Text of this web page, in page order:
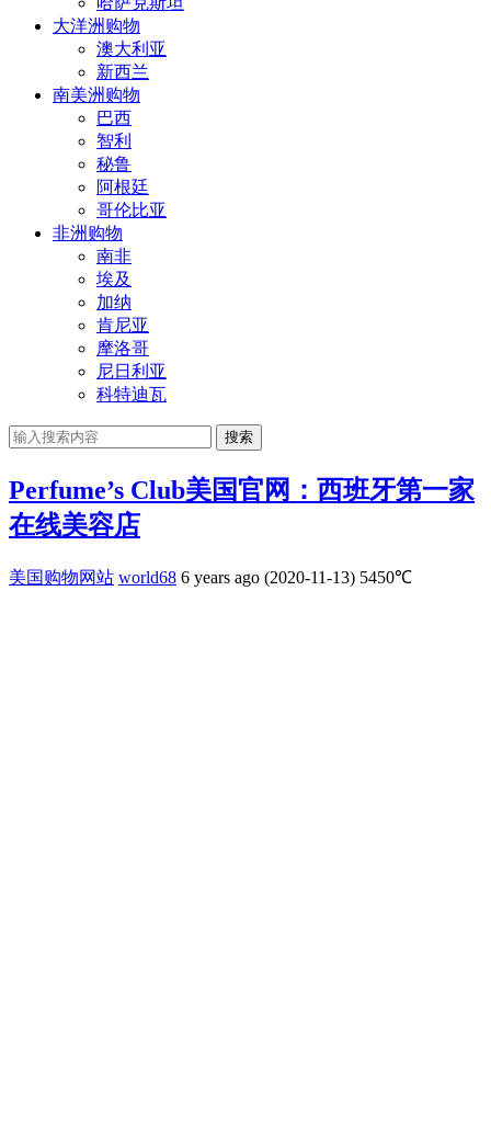
大洋洲购物
澳大利亚
新西兰
南美洲购物
巴西
智利
秘鲁
阿根廷
哥伦比亚
非洲购物
南非
埃及
加纳
肯尼亚
摩洛哥
尼日利亚
科特迪瓦
搜索
Perfume’s Club美国官网：西班牙第一家
在线美容店
美国购物网站 world68 6 years ago (2020-11-13) 5450℃